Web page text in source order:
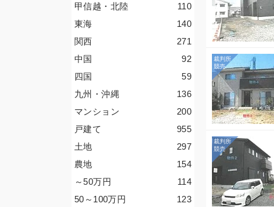
110
甲信越・北陸
140
東海
271
関西
92
中国
59
四国
136
九州・沖縄
200
マンション
955
戸建て
297
土地
154
農地
114
～50万円
123
50～100万円